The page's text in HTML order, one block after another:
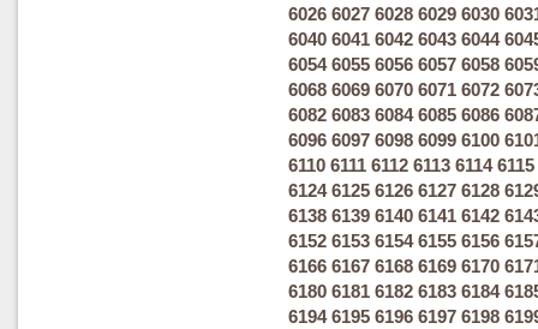
6026 6027 6028 6029 6030
6040 6041 6042 6043 6044
6054 6055 6056 6057 6058
6068 6069 6070 6071 6072
6082 6083 6084 6085 6086
6096 6097 6098 6099 6100
6110 6111 6112 6113 6114 6115
6124 6125 6126 6127 6128
6138 6139 6140 6141 6142
6152 6153 6154 6155 6156
6166 6167 6168 6169 6170
6180 6181 6182 6183 6184
6194 6195 6196 6197 6198